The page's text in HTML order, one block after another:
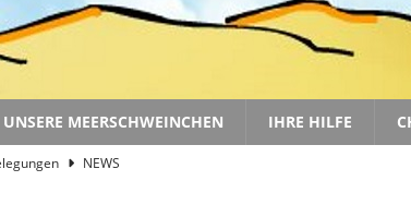
UNSERE MEERSCHWEINCHEN IHRE HILFE
NEWS